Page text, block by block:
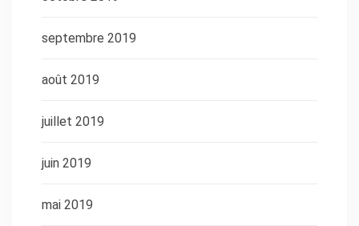
septembre 2019
août 2019
juillet 2019
juin 2019
mai 2019